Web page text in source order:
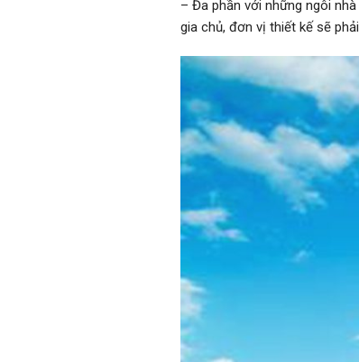
– Đa phần với những ngôi
gia chủ, đơn vị thiết kế sẽ